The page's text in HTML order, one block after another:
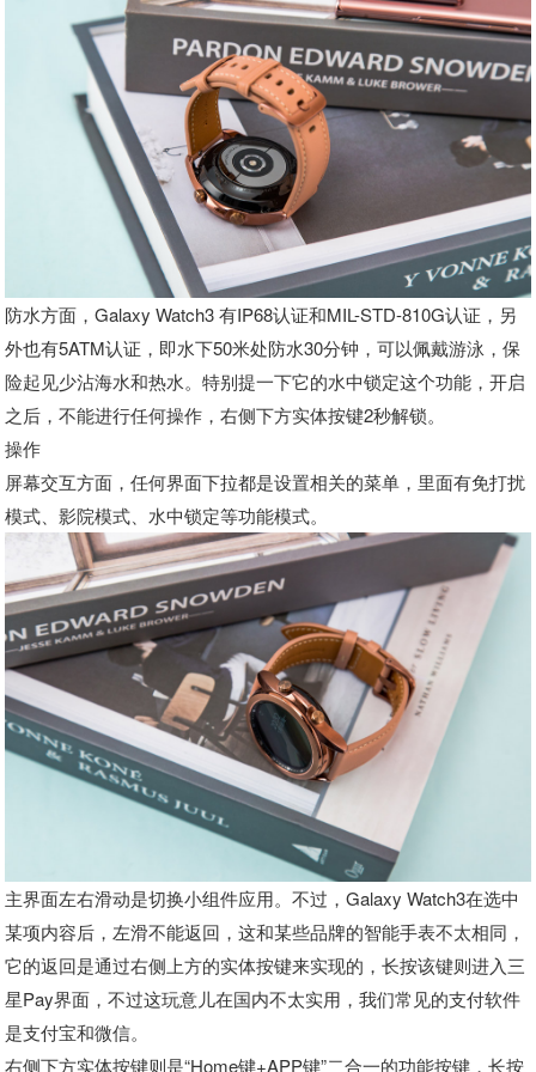
防水方面，Galaxy Watch3 有IP68认证和MIL-STD-810G认证，另
外也有5ATM认证，即水下50米处防水30分钟，可以佩戴游泳，保
险起见少沾海水和热水。特别提一下它的水中锁定这个功能，开启
之后，不能进行任何操作，右侧下方实体按键2秒解锁。
操作
屏幕交互方面，任何界面下拉都是设置相关的菜单，里面有免打扰
模式、影院模式、水中锁定等功能模式。
主界面左右滑动是切换小组件应用。不过，Galaxy Watch3在选中
某项内容后，左滑不能返回，这和某些品牌的智能手表不太相同，
它的返回是通过右侧上方的实体按键来实现的，长按该键则进入三
星Pay界面，不过这玩意儿在国内不太实用，我们常见的支付软件
是支付宝和微信。
右侧下方实体按键则是“Home键+APP键”二合一的功能按键，长按